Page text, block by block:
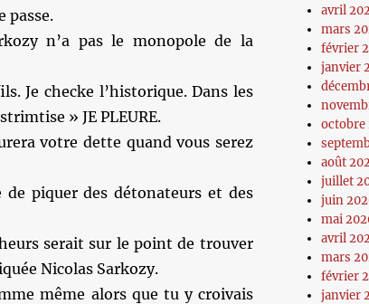
passe.
n’a pas le monopole de la
Je checke l’historique. Dans les
» JE PLEURE.
votre dette quand vous serez
piquer des détonateurs et des
serait sur le point de trouver
Nicolas Sarkozy.
même alors que tu y croivais
avril
mars
février
janvier
octobre
août
juillet
juin
mai
avril
mars
février
janvier